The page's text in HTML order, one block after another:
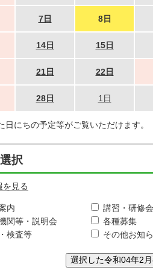
7日 8日
14日 15日
21日 22日
28日 1日
日にちの予定等がご覧いただけます。
択
を見る
内 講習・研修
関等・説明会
各種募集
検査等
その他お知
選択した令和04年2